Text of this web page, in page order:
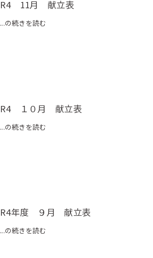
R4 11月 献立表
...の続きを読む
R4 １０月 献立表
...の続きを読む
R4年度 ９月 献立表
...の続きを読む